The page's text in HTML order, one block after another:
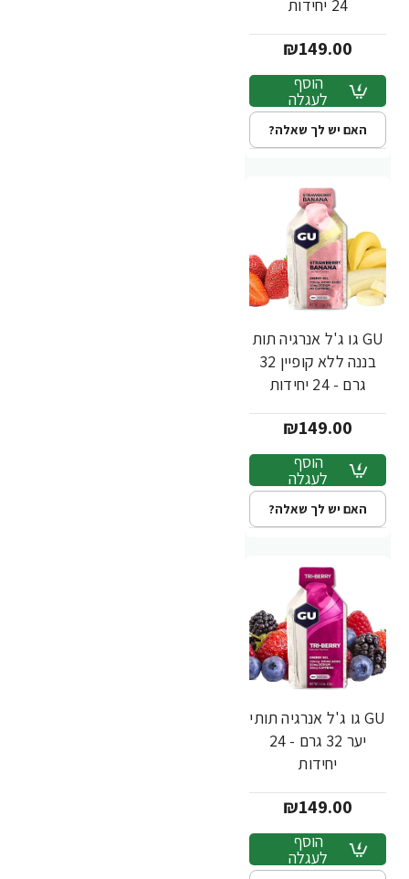
24 יחידות
₪149.00
הוסף
לעגלה
האם יש לך שאלה?
GU גו ג'ל אנרגיה תות
בננה ללא קופיין 32
גרם - 24 יחידות
₪149.00
הוסף
לעגלה
האם יש לך שאלה?
GU גו ג'ל אנרגיה תותי
יער 32 גרם - 24
יחידות
₪149.00
הוסף
לעגלה